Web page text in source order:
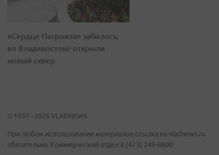
«Сердце Патрокла» забилось:
во Владивостоке открыли
новый сквер
© 1997 - 2026 VLADNEWS
При любом использовании материалов ссылка на vladnews.ru
обязательна. Коммерческий отдел 8 (423) 249-8800